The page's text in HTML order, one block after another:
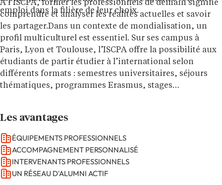
emploi dans la filière de leur choix.
À l’ISCPA, former les professionnels de demain signifie
comprendre et analyser les réalités actuelles et savoir
les partager.Dans un contexte de mondialisation, un
profil multiculturel est essentiel. Sur ses campus à
Paris, Lyon et Toulouse, l’ISCPA offre la possibilité aux
étudiants de partir étudier à l’international selon
différents formats : semestres universitaires, séjours
thématiques, programmes Erasmus, stages…
Les avantages
ÉQUIPEMENTS PROFESSIONNELS
ACCOMPAGNEMENT PERSONNALISÉ
INTERVENANTS PROFESSIONNELS
UN RÉSEAU D'ALUMNI ACTIF